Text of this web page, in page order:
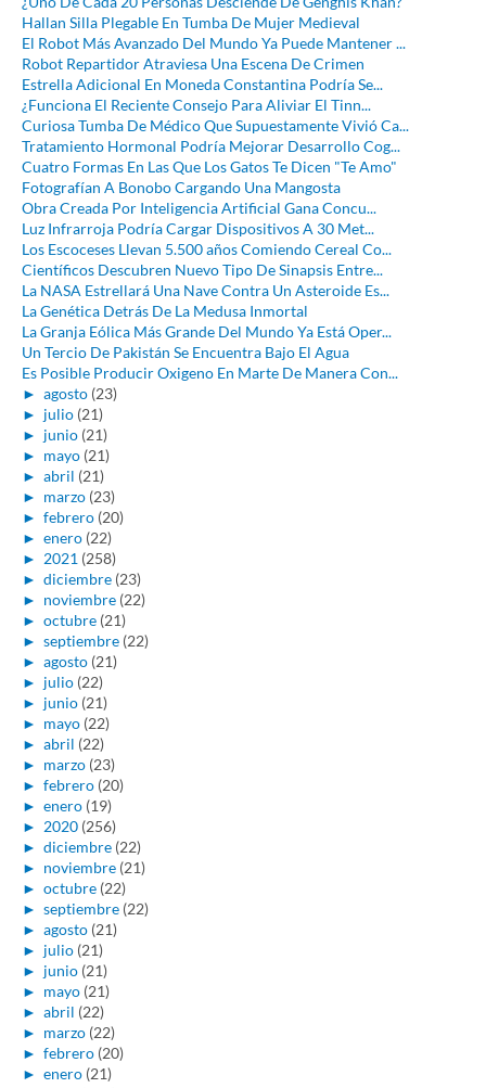
Hallan Silla Plegable En Tumba De Mujer Medieval
El Robot Más Avanzado Del Mundo Ya Puede Mantener ...
Robot Repartidor Atraviesa Una Escena De Crimen
Estrella Adicional En Moneda Constantina Podría Se...
¿Funciona El Reciente Consejo Para Aliviar El Tinn...
Curiosa Tumba De Médico Que Supuestamente Vivió Ca...
Tratamiento Hormonal Podría Mejorar Desarrollo Cog...
Cuatro Formas En Las Que Los Gatos Te Dicen "Te Amo"
Fotografían A Bonobo Cargando Una Mangosta
Obra Creada Por Inteligencia Artificial Gana Concu...
Luz Infrarroja Podría Cargar Dispositivos A 30 Met...
Los Escoceses Llevan 5.500 años Comiendo Cereal Co...
Científicos Descubren Nuevo Tipo De Sinapsis Entre...
La NASA Estrellará Una Nave Contra Un Asteroide Es...
La Genética Detrás De La Medusa Inmortal
La Granja Eólica Más Grande Del Mundo Ya Está Oper...
Un Tercio De Pakistán Se Encuentra Bajo El Agua
Es Posible Producir Oxigeno En Marte De Manera Con...
► agosto (23)
► julio (21)
► junio (21)
► mayo (21)
► abril (21)
► marzo (23)
► febrero (20)
► enero (22)
► 2021 (258)
► diciembre (23)
► noviembre (22)
► octubre (21)
► septiembre (22)
► agosto (21)
► julio (22)
► junio (21)
► mayo (22)
► abril (22)
► marzo (23)
► febrero (20)
► enero (19)
► 2020 (256)
► diciembre (22)
► noviembre (21)
► octubre (22)
► septiembre (22)
► agosto (21)
► julio (21)
► junio (21)
► mayo (21)
► abril (22)
► marzo (22)
► febrero (20)
► enero (21)